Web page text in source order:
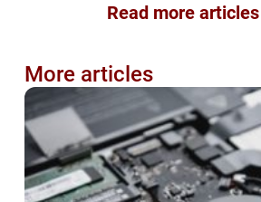
Read more
More articles